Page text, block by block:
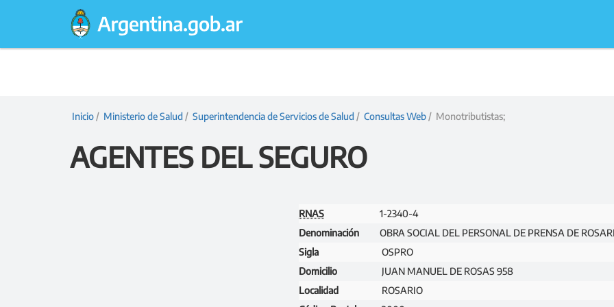
de
la
Inicio / Ministerio de Salud / Superintendencia de Servicios de Salud / Consultas Web / Monotributistas;
AGENTES DEL SEGURO
RNAS
1-2340-4
Denominación
OBRA SOCIAL DEL PERSONAL DE PRENSA DE
Sigla
OSPRO
Domicilio
JUAN MANUEL DE ROSAS 958
Localidad
ROSARIO